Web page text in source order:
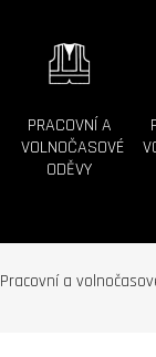
PRACOVNÍ A
VOLNOČASOVÉ
ODĚVY
Pracovní a